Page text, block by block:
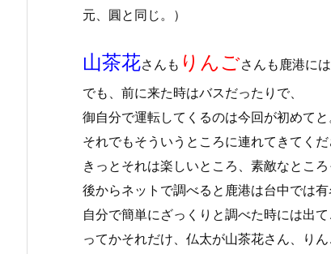
元、圓と同じ。）
山茶花さんも りんごさんも鹿港に
でも、前に来た時はバスだったりで、
御自分で運転してくるのは今回が初めてと
それでもそういうところに連れてきてくだ
きっとそれは楽しいところ、素敵なところ
後からネットで調べると鹿港は台中では有
自分で簡単にざっくりと調べた時には出て
ってかそれだけ、仏太が山茶花さん、り